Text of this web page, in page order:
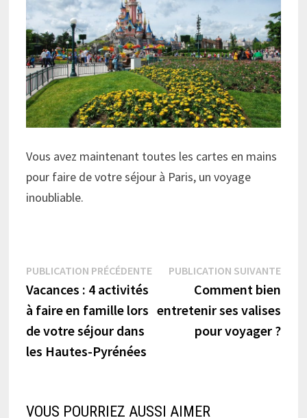
Vous avez maintenant toutes les cartes en mains
pour faire de votre séjour à Paris, un voyage
inoubliable.
Navigation
de
l’article
PUBLICATION PRÉCÉDENTEPublication
précédente :
Vacances : 4 activités
à faire en famille lors
de votre séjour dans
les Hautes-Pyrénées
PUBLICATION SUIVANTE
Comment bien
entretenir ses valises
pour voyager ?
VOUS POURRIEZ AUSSI AIMER